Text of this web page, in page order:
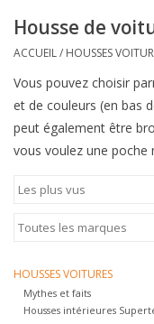
Stockage de voitures
Accessoires
Housse de
ACCUEIL/ HOUSSES
Vous pouvez choisir
et de couleurs (en bas
peut également être
vous voulez une poche
HOUSSES VOITURES
Mythes et faits
Housses intérieures